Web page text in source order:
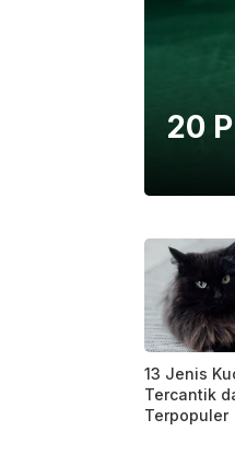
20
13 Jenis
Tercantik
Terpopuler